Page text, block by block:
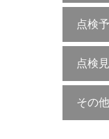
点検
点検
その